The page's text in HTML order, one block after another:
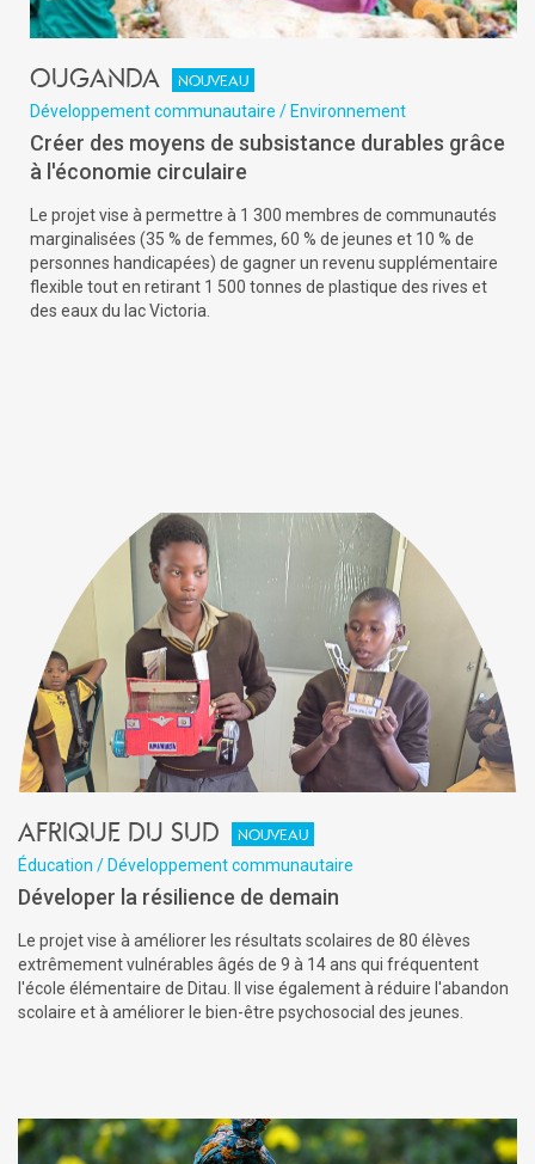
Ouganda Nouveau
Développement communautaire / Environnement
Créer des moyens de subsistance durables grâce
à l'économie circulaire
Le projet vise à permettre à 1 300 membres de communautés
marginalisées (35 % de femmes, 60 % de jeunes et 10 % de
personnes handicapées) de gagner un revenu supplémentaire
flexible tout en retirant 1 500 tonnes de plastique des rives et
des eaux du lac Victoria.
Afrique du Sud Nouveau
Éducation / Développement communautaire
Déveloper la résilience de demain
Le projet vise à améliorer les résultats scolaires de 80 élèves
extrêmement vulnérables âgés de 9 à 14 ans qui fréquentent
l'école élémentaire de Ditau. Il vise également à réduire l'abandon
scolaire et à améliorer le bien-être psychosocial des jeunes.